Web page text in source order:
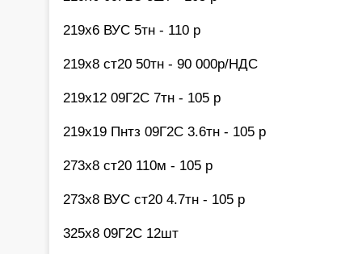
219х6 ВУС 5тн - 110 р
219х8 ст20 50тн - 90 000р/НДС
219х12 09Г2С 7тн - 105 р
219х19 Пнтз 09Г2С 3.6тн - 105 р
273х8 ст20 110м - 105 р
273х8 ВУС ст20 4.7тн - 105 р
325х8 09Г2С 12шт